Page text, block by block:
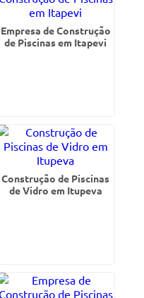
Empresa de Construção
de Piscinas em Itapevi
Construção de Piscinas
de Vidro em Itupeva